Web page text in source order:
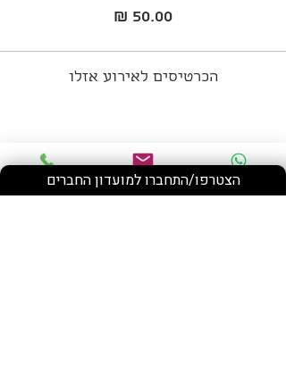
הכרטיסים לאירוע אזלו
שתף את האירוע Phone Email WhatsApp
הצטרפו/התחברו למועדון החברים